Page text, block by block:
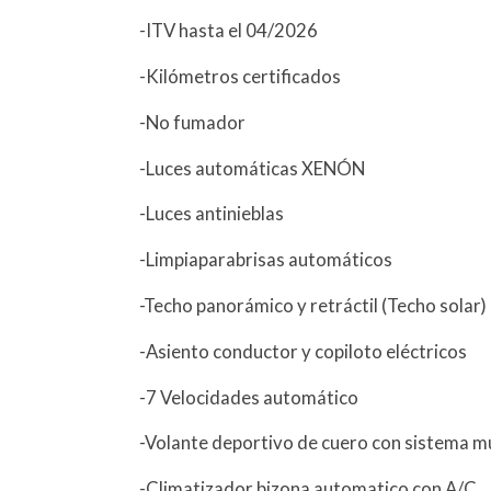
-ITV hasta el 04/2026
-Kilómetros certificados
-No fumador
-Luces automáticas XENÓN
-Luces antinieblas
-Limpiaparabrisas automáticos
-Techo panorámico y retráctil (Techo solar)
-Asiento conductor y copiloto eléctricos
-7 Velocidades automático
-Volante deportivo de cuero con sistema